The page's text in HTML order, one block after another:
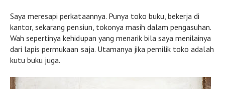
Saya meresapi perkataannya. Punya toko buku, bekerja di
kantor, sekarang pensiun, tokonya masih dalam pengasuhan.
Wah sepertinya kehidupan yang menarik bila saya menilainya
dari lapis permukaan saja. Utamanya jika pemilik toko adalah
kutu buku juga.